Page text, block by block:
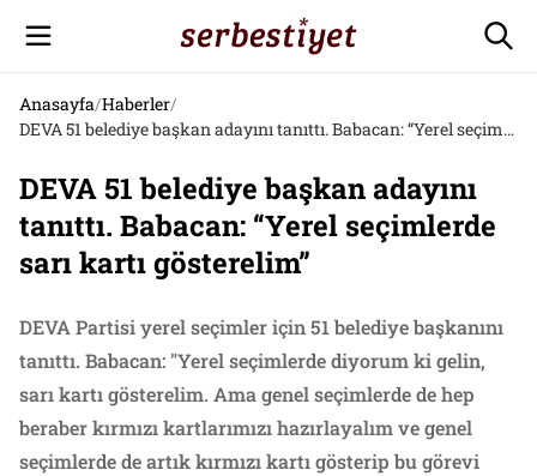
Anasayfa/Haberler/
DEVA 51 belediye başkan adayını tanıttı. Babacan: “Yerel seçimlerde sarı kartı gösterelim”
DEVA 51 belediye başkan adayını
tanıttı. Babacan: “Yerel seçimlerde
sarı kartı gösterelim”
DEVA Partisi yerel seçimler için 51 belediye başkanını
tanıttı. Babacan: "Yerel seçimlerde diyorum ki gelin,
sarı kartı gösterelim. Ama genel seçimlerde de hep
beraber kırmızı kartlarımızı hazırlayalım ve genel
seçimlerde de artık kırmızı kartı gösterip bu görevi